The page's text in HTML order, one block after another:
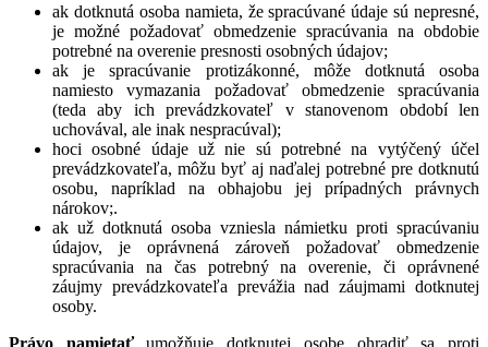
ak dotknutá osoba namieta, že spracúvané údaje sú nepresné,
je možné požadovať obmedzenie spracúvania na obdobie
potrebné na overenie presnosti osobných údajov;
ak je spracúvanie protizákonné, môže dotknutá osoba
namiesto vymazania požadovať obmedzenie spracúvania
(teda aby ich prevádzkovateľ v stanovenom období len
uchovával, ale inak nespracúval);
hoci osobné údaje už nie sú potrebné na vytýčený účel
prevádzkovateľa, môžu byť aj naďalej potrebné pre dotknutú
osobu, napríklad na obhajobu jej prípadných právnych
nárokov;.
ak už dotknutá osoba vzniesla námietku proti spracúvaniu
údajov, je oprávnená zároveň požadovať obmedzenie
spracúvania na čas potrebný na overenie, či oprávnené
záujmy prevádzkovateľa prevážia nad záujmami dotknutej
osoby.
Právo namietaťumožňuje dotknutej osobe ohradiť sa proti